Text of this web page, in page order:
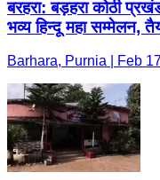
बरहरा: बड़हरा कोठी
भव्य हिन्दू महा सम्मेलन,
Barhara, Purnia | Feb